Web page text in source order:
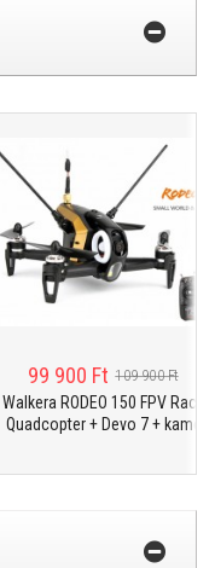
99 900 Ft 109 900 Ft
RODEO 150 FPV Racing
Quadcopter + Devo 7 + kamera